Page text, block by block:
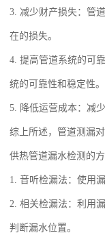
3. 减少财产损失：管
在的损失。
4. 提高管道系统的可
统的可靠性和稳定性。
5. 降低运营成本：减
综上所述，管道测漏
供热管道漏水检测的
1. 音听检漏法：使用
2. 相关检漏法：利用
判断漏水位置。